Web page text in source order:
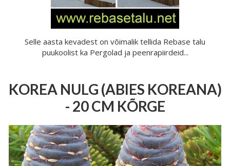
Selle aasta kevadest on võimalik tellida Rebase talu
puukoolist ka Pergolad ja peenrapiirdeid...
KOREA NULG (ABIES KOREANA)
- 20 CM KÕRGE